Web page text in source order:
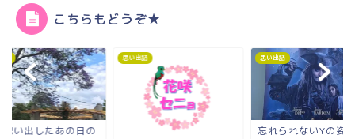
こちらもどうぞ★
思い出話
忘れられないYの姿
心と会話
時間が解決してくれ